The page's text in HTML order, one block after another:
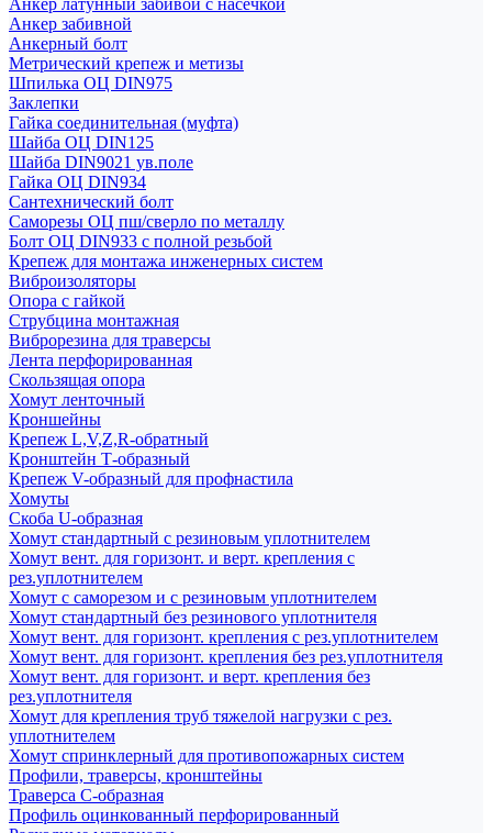
Анкер латунный забивой с насечкой
Анкер забивной
Анкерный болт
Метрический крепеж и метизы
Шпилька ОЦ DIN975
Заклепки
Гайка соединительная (муфта)
Шайба ОЦ DIN125
Шайба DIN9021 ув.поле
Гайка ОЦ DIN934
Сантехнический болт
Саморезы ОЦ пш/сверло по металлу
Болт ОЦ DIN933 с полной резьбой
Крепеж для монтажа инженерных систем
Виброизоляторы
Опора с гайкой
Струбцина монтажная
Виброрезина для траверсы
Лента перфорированная
Скользящая опора
Хомут ленточный
Кроншейны
Крепеж L,V,Z,R-обратный
Кронштейн Т-образный
Крепеж V-образный для профнастила
Хомуты
Скоба U-образная
Хомут стандартный с резиновым уплотнителем
Хомут вент. для горизонт. и верт. крепления с
рез.уплотнителем
Хомут с саморезом и с резиновым уплотнителем
Хомут стандартный без резинового уплотнителя
Хомут вент. для горизонт. крепления с рез.уплотнителем
Хомут вент. для горизонт. крепления без рез.уплотнителя
Хомут вент. для горизонт. и верт. крепления без
рез.уплотнителя
Хомут для крепления труб тяжелой нагрузки с рез.
уплотнителем
Хомут спринклерный для противопожарных систем
Профили, траверсы, кронштейны
Траверса С-образная
Профиль оцинкованный перфорированный